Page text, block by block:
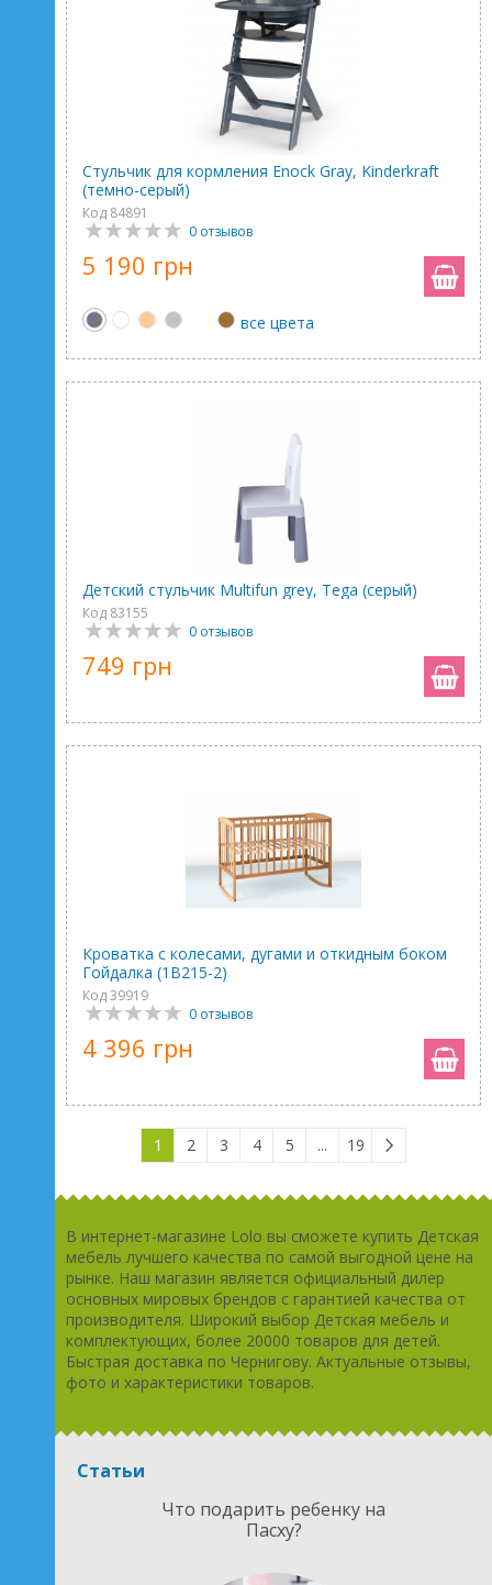
Стульчик для кормления Enock Gray, Kinderkraft
(темно-серый)
Код 84891
0 отзывов
5 190 грн
все цвета
Детский стульчик Multifun grey, Tega (серый)
Код 83155
0 отзывов
749 грн
Кроватка с колесами, дугами и откидным боком
Гойдалка (1В215-2)
Код 39919
0 отзывов
4 396 грн
1 2 3 4 5 ... 19
В интернет-магазине Lolo вы сможете купить Детская
мебель лучшего качества по самой выгодной цене на
рынке. Наш магазин является официальный дилер
основных мировых брендов с гарантией качества от
производителя. Широкий выбор Детская мебель и
комплектующих, более 20000 товаров для детей.
Быстрая доставка по Чернигову. Актуальные отзывы,
фото и характеристики товаров.
Статьи
Что подарить ребенку на
Пасху?